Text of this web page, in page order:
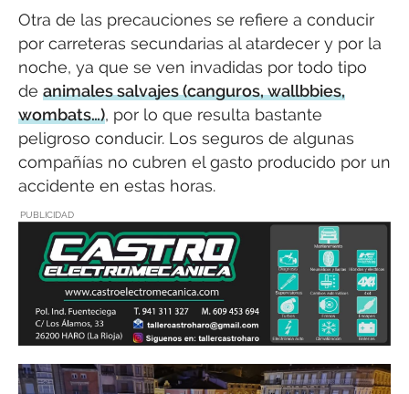
Otra de las precauciones se refiere a conducir
por carreteras secundarias al atardecer y por la
noche, ya que se ven invadidas por todo tipo
de animales salvajes (canguros, wallbbies,
wombats…), por lo que resulta bastante
peligroso conducir. Los seguros de algunas
compañías no cubren el gasto producido por un
accidente en estas horas.
PUBLICIDAD